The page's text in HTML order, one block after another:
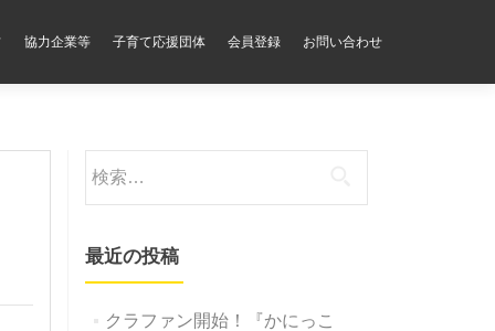
協力企業等 子育て応援団体 会員登録 お問い合わせ
索:
最近の投稿
クラファン開始！『かにっこ